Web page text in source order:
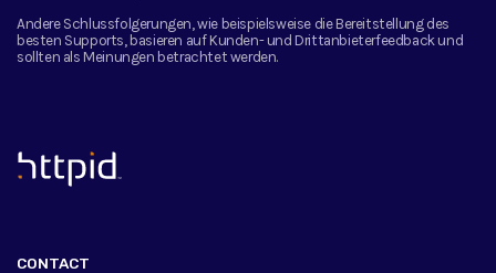
Andere Schlussfolgerungen, wie beispielsweise die Bereitstellung des
besten Supports, basieren auf Kunden- und Drittanbieterfeedback und
sollten als Meinungen betrachtet werden.
™
CONTACT